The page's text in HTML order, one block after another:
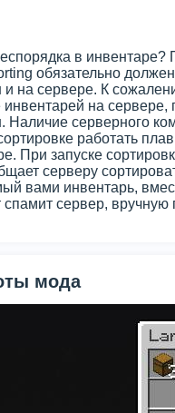
в инвентаре?
обязательно
и на сервере. К
инвентарей на сервере,
Наличие серверного
работать
При запуске
серверу
вами инвентарь,
спамит сервер,
мода